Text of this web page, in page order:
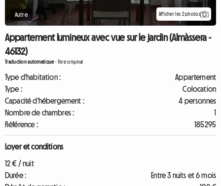
Autre Afficher les 2 photos
Appartement lumineux avec vue sur le jardin (Almàssera -
46132)
Traduction automatique-Titre original
Type d'habitation :
Appartement
Type :
Colocation
Capacité d'hébergement :
4 personnes
Nombre de chambres :
1
Référence :
185295
Loyer et conditions
12 € / nuit
Durée :
Entre 3 nuits et 6 mois